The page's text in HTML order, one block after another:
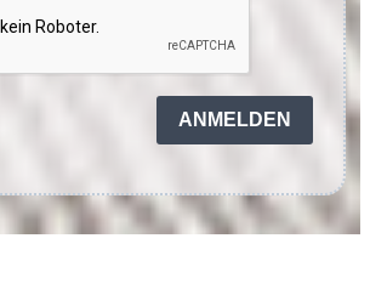
ANMELDEN